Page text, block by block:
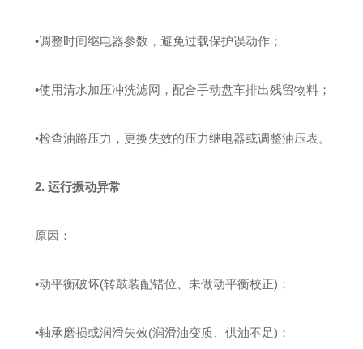
•调整时间继电器参数，避免过载保护误动作；
•使用清水加压冲洗滤网，配合手动盘车排出残留物料；
•检查油路压力，更换失效的压力继电器或调整油压表‌。
2. 运行振动异常
‌原因‌：
•动平衡破坏(转鼓装配错位、未做动平衡校正)；
•轴承磨损或润滑失效(润滑油变质、供油不足)；